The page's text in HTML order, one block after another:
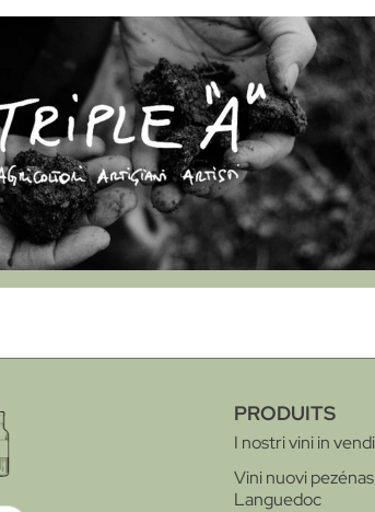
PRODUITS
I nostri vini in
Vini nuovi pezénas
Languedoc